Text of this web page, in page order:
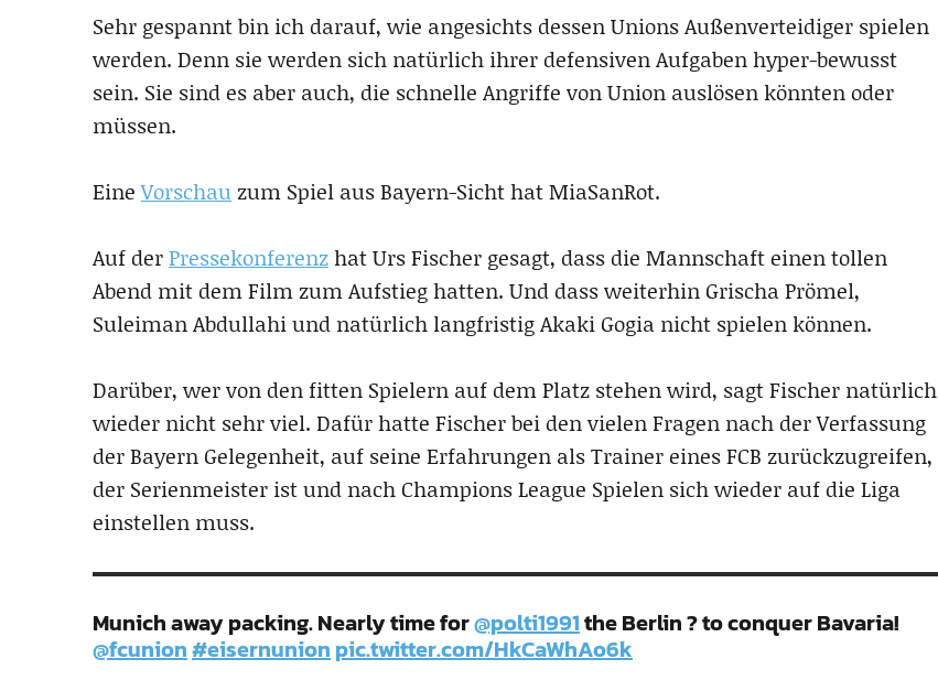
Sehr gespannt bin ich darauf, wie angesichts dessen Unions Außenverteidiger spielen
werden. Denn sie werden sich natürlich ihrer defensiven Aufgaben hyper-bewusst
sein. Sie sind es aber auch, die schnelle Angriffe von Union auslösen könnten oder
müssen.
EineVorschauzum Spiel aus Bayern-Sicht hat MiaSanRot.
Auf derPressekonferenzhat Urs Fischer gesagt, dass die Mannschaft einen tollen
Abend mit dem Film zum Aufstieg hatten. Und dass weiterhin Grischa Prömel,
Suleiman Abdullahi und natürlich langfristig Akaki Gogia nicht spielen können.
Darüber, wer von den fitten Spielern auf dem Platz stehen wird, sagt Fischer natürlich
wieder nicht sehr viel. Dafür hatte Fischer bei den vielen Fragen nach der Verfassung
der Bayern Gelegenheit, auf seine Erfahrungen als Trainer eines FCB zurückzugreifen,
der Serienmeister ist und nach Champions League Spielen sich wieder auf die Liga
einstellen muss.
Munich away packing. Nearly time for@polti1991the Berlin ? to conquer Bavaria!
@fcunion#eisernunionpic.twitter.com/HkCaWhAo6k